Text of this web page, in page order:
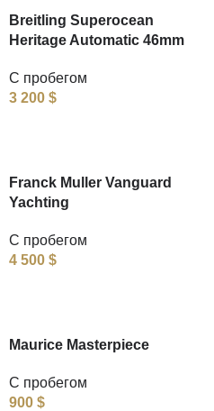
Breitling Superocean
Heritage Automatic 46mm
С пробегом
3 200 $
Franck Muller Vanguard
Yachting
С пробегом
4 500 $
Maurice Masterpiece
С пробегом
900 $